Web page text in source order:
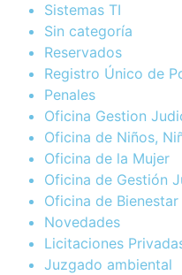
Sistemas TI
Sin categoría
Reservados
Registro Único de
Penales
Oficina Gestion
Oficina de Niños,
Oficina de la Mujer
Oficina de Gestión
Oficina de
Novedades
Licitaciones
Juzgado ambiental